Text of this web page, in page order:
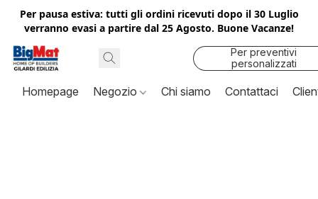
Per pausa estiva: tutti gli ordini ricevuti dopo il 30 Luglio
verranno evasi a partire dal 25 Agosto. Buone Vacanze!
Per preventivi
personalizzati
contattaci
Homepage Negozio Chi siamo Contattaci